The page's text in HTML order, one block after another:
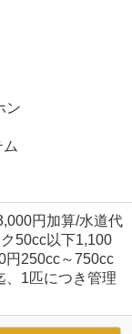
ン
円加算/水道代
50cc以下1,100
円250cc～750cc
、1匹につき管理